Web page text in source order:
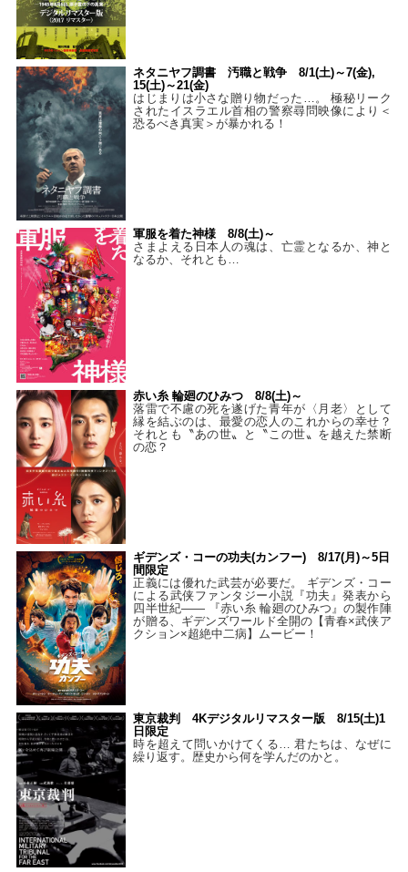
ネタニヤフ調書 汚職と戦争 8/1(土)～7(金),
15(土)～21(金)
はじまりは小さな贈り物だった…。 極秘リーク
されたイスラエル首相の警察尋問映像により＜
恐るべき真実＞が暴かれる！
軍服を着た神様 8/8(土)～
さまよえる日本人の魂は、亡霊となるか、神と
なるか、それとも…
赤い糸 輪廻のひみつ 8/8(土)～
落雷で不慮の死を遂げた青年が〈月老〉として
縁を結ぶのは、最愛の恋人のこれからの幸せ？
それとも〝あの世〟と〝この世〟を越えた禁断
の恋？
ギデンズ・コーの功夫(カンフー) 8/17(月)～5日
間限定
正義には優れた武芸が必要だ。 ギデンズ・コー
による武侠ファンタジー小説『功夫』発表から
四半世紀―― 『赤い糸 輪廻のひみつ』の製作陣
が贈る、ギデンズワールド全開の【青春×武侠ア
クション×超絶中二病】ムービー！
東京裁判 4Kデジタルリマスター版 8/15(土)1
日限定
時を超えて問いかけてくる… 君たちは、なぜに
繰り返す。歴史から何を学んだのかと。